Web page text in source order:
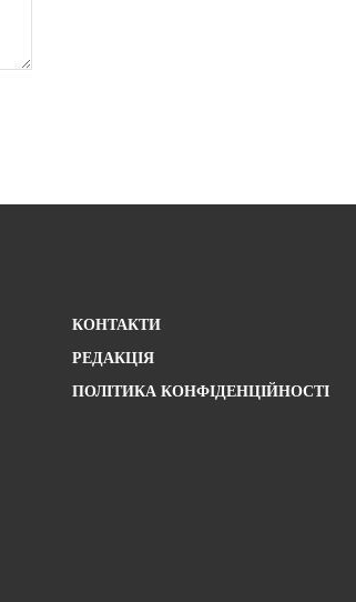
КОНТАКТИ
РЕДАКЦІЯ
ПОЛІТИКА КОНФІДЕНЦІЙНОСТІ